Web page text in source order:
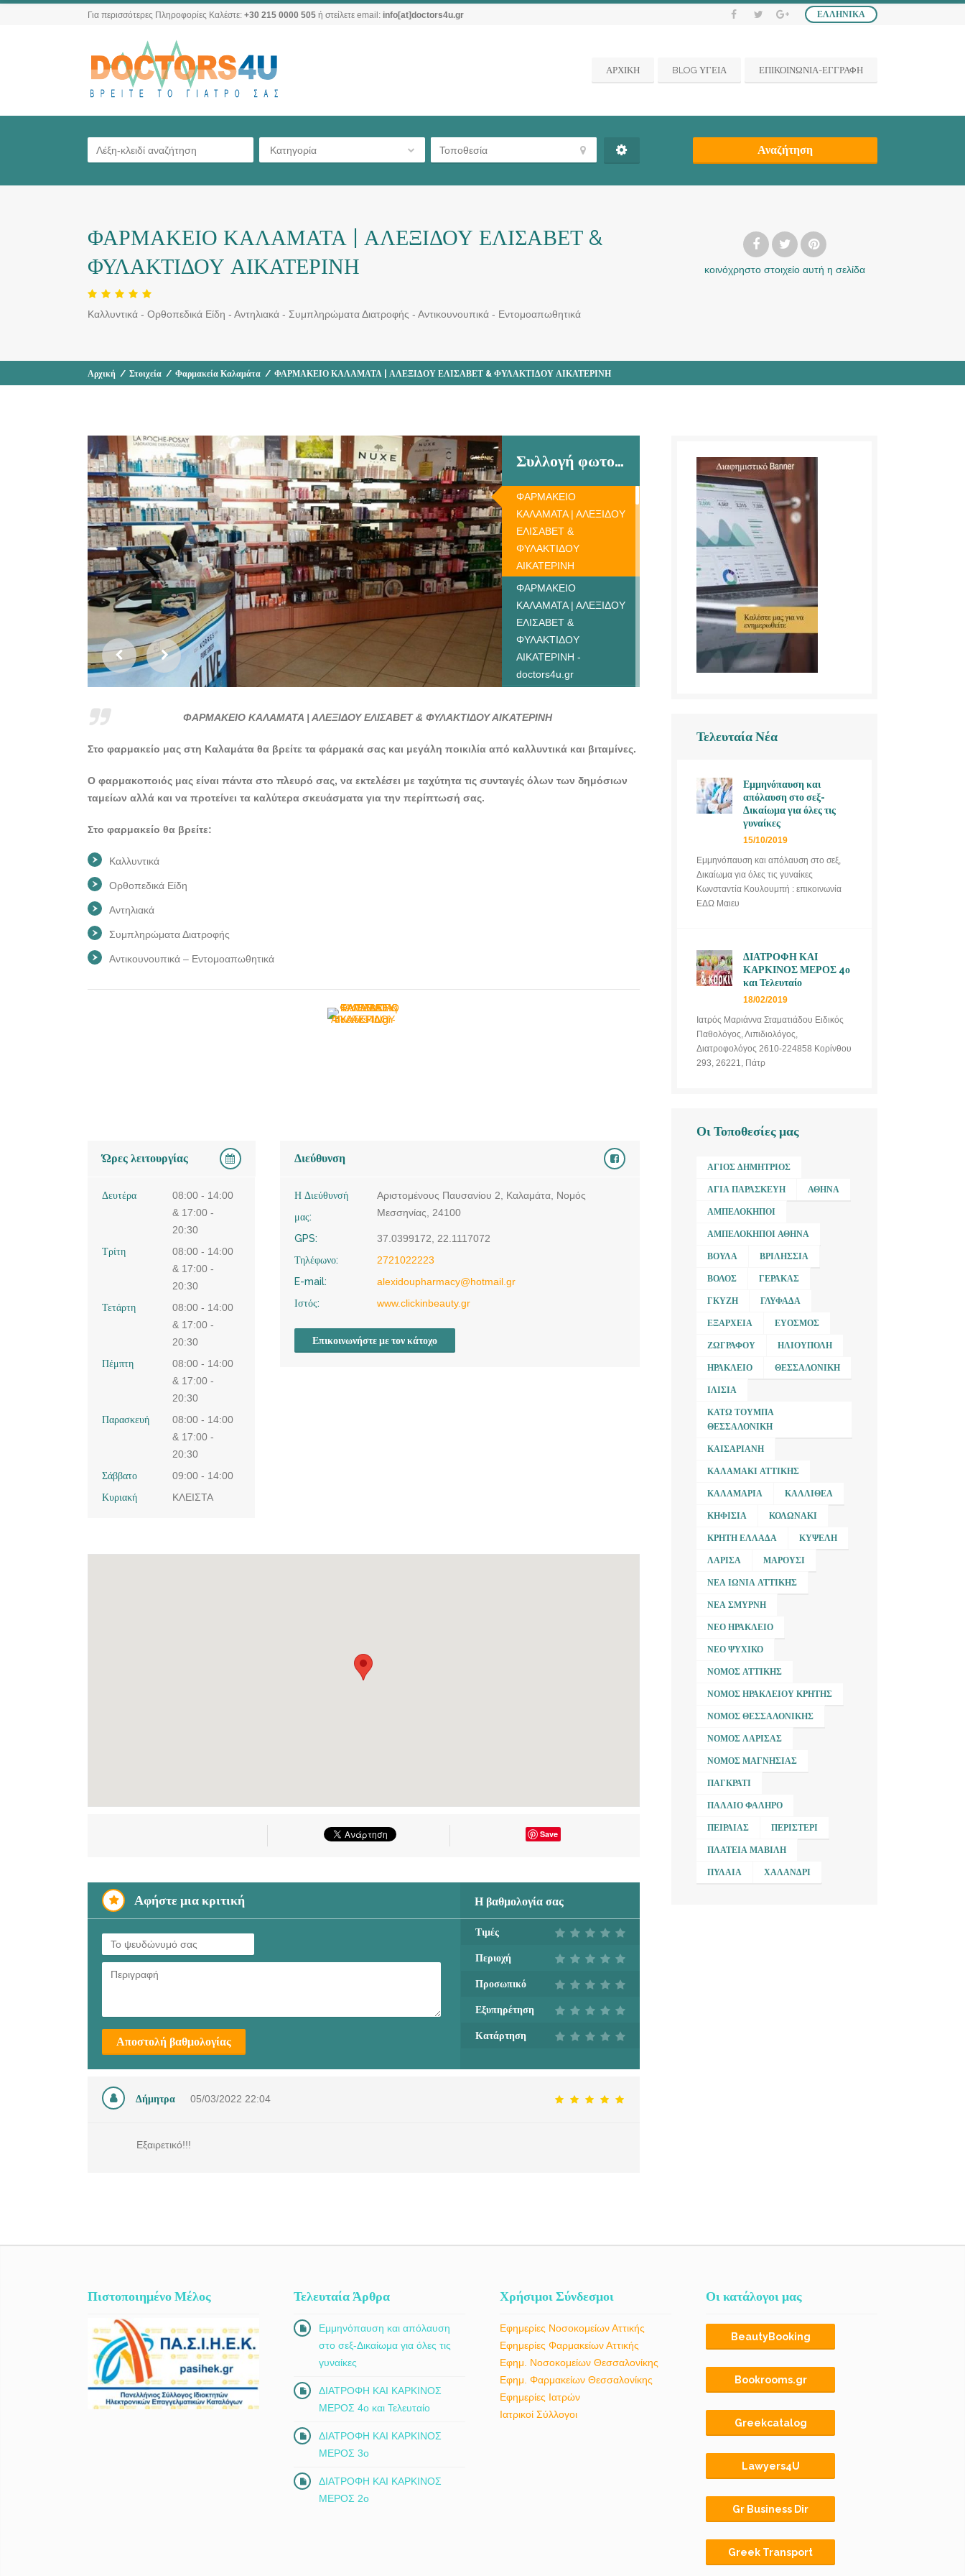
ΕΛΛΗΝΙΚΆ
Για περισσότερες Πληροφορίες Καλέστε: +30 215 0000 505 ή στείλετε email: info[at]doctors4u.gr
ΑΡΧΙΚΗ BLOG ΥΓΕΙΑ ΕΠΙΚΟΙΝΩΝΙΑ-ΕΓΓΡΑΦΗ
Κατηγορία Αναζήτηση
ΦΑΡΜΑΚΕΙΟ ΚΑΛΑΜΑΤΑ | ΑΛΕΞΙΔΟΥ ΕΛΙΣΑΒΕΤ &
ΦΥΛΑΚΤΙΔΟΥ ΑΙΚΑΤΕΡΙΝΗ
Καλλυντικά - Ορθοπεδικά Είδη - Αντηλιακά - Συμπληρώματα Διατροφής - Αντικουνουπικά - Εντομοαπωθητικά
κοινόχρηστο στοιχείο αυτή η σελίδα
Αρχική / Στοιχεία / Φαρμακεία Καλαμάτα / ΦΑΡΜΑΚΕΙΟ ΚΑΛΑΜΑΤΑ | ΑΛΕΞΙΔΟΥ ΕΛΙΣΑΒΕΤ & ΦΥΛΑΚΤΙΔΟΥ ΑΙΚΑΤΕΡΙΝΗ
Συλλογή φωτογραφιών
ΦΑΡΜΑΚΕΙΟ
ΚΑΛΑΜΑΤΑ | ΑΛΕΞΙΔΟΥ
ΕΛΙΣΑΒΕΤ &
ΦΥΛΑΚΤΙΔΟΥ
ΑΙΚΑΤΕΡΙΝΗ
ΦΑΡΜΑΚΕΙΟ
ΚΑΛΑΜΑΤΑ | ΑΛΕΞΙΔΟΥ
ΕΛΙΣΑΒΕΤ &
ΦΥΛΑΚΤΙΔΟΥ
ΑΙΚΑΤΕΡΙΝΗ -
doctors4u.gr
ΚΑΛΑΜΑΤΑ | ΑΛΕΞΙΔΟΥ
ΦΥΛΑΚΤΙΔΟΥ
doctors4u.gr
ΚΑΛΑΜΑΤΑ | ΑΛΕΞΙΔΟΥ
ΑΙΚΑΤΕΡΙΝΗ -
ΦΥΛΑΚΤΙΔΟΥ
ΚΑΛΑΜΑΤΑ | ΑΛΕΞΙΔΟΥ
ΑΙΚΑΤΕΡΙΝΗ -
ΚΑΛΑΜΑΤΑ | ΑΛΕΞΙΔΟΥ
ΕΛΙΣΑΒΕΤ &
ΑΙΚΑΤΕΡΙΝΗ -
ΦΑΡΜΑΚΕΙΟ
doctors4u.gr
ΦΑΡΜΑΚΕΙΟ
ΚΑΛΑΜΑΤΑ | ΑΛΕΞΙΔΟΥ
ΕΛΙΣΑΒΕΤ &
ΦΥΛΑΚΤΙΔΟΥ
ΑΙΚΑΤΕΡΙΝΗ -
doctors4u.gr
ΦΑΡΜΑΚΕΙΟ ΚΑΛΑΜΑΤΑ | ΑΛΕΞΙΔΟΥ ΕΛΙΣΑΒΕΤ & ΦΥΛΑΚΤΙΔΟΥ ΑΙΚΑΤΕΡΙΝΗ
Στο φαρμακείο μας στη Καλαμάτα θα βρείτε τα φάρμακά σας και μεγάλη ποικιλία από καλλυντικά και βιταμίνες.
Ο φαρμακοποιός μας είναι πάντα στο πλευρό σας, να εκτελέσει με ταχύτητα τις συνταγές όλων των δημόσιων
ταμείων αλλά και να προτείνει τα καλύτερα σκευάσματα για την περίπτωσή σας.
Στο φαρμακείο θα βρείτε:
Καλλυντικά
Ορθοπεδικά Είδη
Αντηλιακά
Συμπληρώματα Διατροφής
Αντικουνουπικά – Εντομοαπωθητικά
Ώρες λειτουργίας
Δευτέρα
08:00 - 14:00
& 17:00 -
20:30
Τρίτη
08:00 - 14:00
& 17:00 -
20:30
Τετάρτη
08:00 - 14:00
& 17:00 -
20:30
Πέμπτη
08:00 - 14:00
& 17:00 -
20:30
Παρασκευή
08:00 - 14:00
& 17:00 -
20:30
Σάββατο
09:00 - 14:00
Κυριακή
ΚΛΕΙΣΤΑ
Διεύθυνση
Η Διεύθυνσή
μας:
Αριστομένους Παυσανίου 2, Καλαμάτα, Νομός
Μεσσηνίας, 24100
GPS:
37.0399172, 22.1117072
Τηλέφωνο:
2721022223
E-mail:
alexidoupharmacy@hotmail.gr
Ιστός:
www.clickinbeauty.gr
Επικοινωνήστε με τον κάτοχο
Save
Αφήστε μια κριτική Η βαθμολογία σας
Τιμές
Περιοχή
Προσωπικό
Εξυπηρέτηση
Κατάρτηση
Αποστολή βαθμολογίας
Δήμητρα 05/03/2022 22:04
Εξαιρετικό!!!
Τελευταία Νέα
Εμμηνόπαυση και
απόλαυση στο σεξ-
Δικαίωμα για όλες τις
γυναίκες
15/10/2019
Εμμηνόπαυση και απόλαυση στο σεξ,
Δικαίωμα για όλες τις γυναίκες
Κωνσταντία Κουλουμπή : επικοινωνία
ΕΔΩ Μαιευ
ΔΙΑΤΡΟΦΗ ΚΑΙ
ΚΑΡΚΙΝΟΣ ΜΕΡΟΣ 4ο
και Τελευταίο
18/02/2019
Ιατρός Μαριάννα Σταματιάδου Ειδικός
Παθολόγος, Λιπιδιολόγος,
Διατροφολόγος 2610-224858 Κορίνθου
293, 26221, Πάτρ
Οι Τοποθεσίες μας
ΆΓΙΟΣ ΔΗΜΉΤΡΙΟΣ
ΑΓΊΑ ΠΑΡΑΣΚΕΥΉ ΑΘΉΝΑ
ΑΜΠΕΛΌΚΗΠΟΙ
ΑΜΠΕΛΌΚΗΠΟΙ ΑΘΉΝΑ
ΒΟΎΛΑ ΒΡΙΛΉΣΣΙΑ
ΒΌΛΟΣ ΓΈΡΑΚΑΣ
ΓΚΎΖΗ ΓΛΥΦΆΔΑ
ΕΞΆΡΧΕΙΑ ΕΎΟΣΜΟΣ
ΖΩΓΡΆΦΟΥ ΗΛΙΟΎΠΟΛΗ
ΗΡΆΚΛΕΙΟ ΘΕΣΣΑΛΟΝΊΚΗ
ΙΛΊΣΙΑ
ΚΆΤΩ ΤΟΎΜΠΑ
ΘΕΣΣΑΛΟΝΊΚΗ
ΚΑΙΣΑΡΙΑΝΉ
ΚΑΛΑΜΆΚΙ ΑΤΤΙΚΉΣ
ΚΑΛΑΜΑΡΙΆ ΚΑΛΛΙΘΈΑ
ΚΗΦΙΣΙΆ ΚΟΛΩΝΆΚΙ
ΚΡΉΤΗ ΕΛΛΆΔΑ ΚΥΨΈΛΗ
ΛΆΡΙΣΑ ΜΑΡΟΎΣΙ
ΝΈΑ ΙΩΝΊΑ ΑΤΤΙΚΉΣ
ΝΈΑ ΣΜΎΡΝΗ
ΝΈΟ ΗΡΆΚΛΕΙΟ
ΝΈΟ ΨΥΧΙΚΌ
ΝΟΜΌΣ ΑΤΤΙΚΉΣ
ΝΟΜΌΣ ΗΡΑΚΛΕΊΟΥ ΚΡΉΤΗΣ
ΝΟΜΌΣ ΘΕΣΣΑΛΟΝΊΚΗΣ
ΝΟΜΌΣ ΛΆΡΙΣΑΣ
ΝΟΜΌΣ ΜΑΓΝΗΣΊΑΣ
ΠΑΓΚΡΆΤΙ
ΠΑΛΑΙΌ ΦΆΛΗΡΟ
ΠΕΙΡΑΙΆΣ ΠΕΡΙΣΤΈΡΙ
ΠΛΑΤΕΊΑ ΜΑΒΊΛΗ
ΠΥΛΑΊΑ ΧΑΛΆΝΔΡΙ
Πιστοποιημένο Μέλος Τελευταία Άρθρα
Εμμηνόπαυση και απόλαυση
στο σεξ-Δικαίωμα για όλες τις
γυναίκες
ΔΙΑΤΡΟΦΗ ΚΑΙ ΚΑΡΚΙΝΟΣ
ΜΕΡΟΣ 4ο και Τελευταίο
ΔΙΑΤΡΟΦΗ ΚΑΙ ΚΑΡΚΙΝΟΣ
ΜΕΡΟΣ 3ο
ΔΙΑΤΡΟΦΗ ΚΑΙ ΚΑΡΚΙΝΟΣ
ΜΕΡΟΣ 2ο
Χρήσιμοι Σύνδεσμοι
Εφημερίες Νοσοκομείων Αττικής
Εφημερίες Φαρμακείων Αττικής
Εφημ. Νοσοκομείων Θεσσαλονίκης
Εφημ. Φαρμακείων Θεσσαλονίκης
Εφημερίες Ιατρών
Ιατρικοί Σύλλογοι
Οι κατάλογοι μας
BeautyBooking
Bookrooms.gr
Greekcatalog
Lawyers4U
Gr Business Dir
Greek Transport